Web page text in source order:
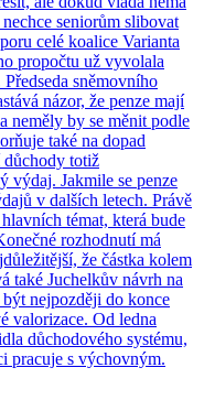
seniorům slibovat
celé koalice Varianta
propočtu už vyvolala
sněmovního
názor, že penze mají
neměly by se měnit podle
také na dopad
důchody totiž
výdaj. Jakmile se penze
v dalších letech. Právě
témat, která bude
rozhodnutí má
že částka kolem
také Juchelkův návrh na
nejpozději do konce
valorizace. Od ledna
důchodového systému,
pracuje s výchovným.